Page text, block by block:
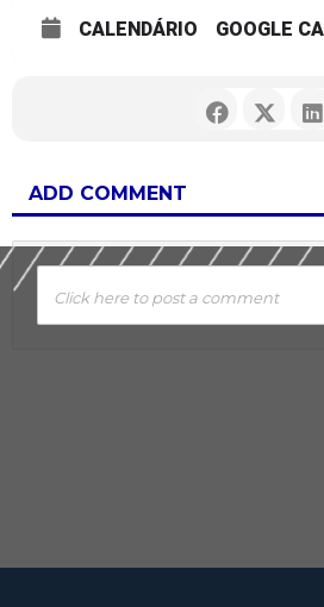
CALENDÁRIO GOOGLE
ADD COMMENT
Click here to post a comment